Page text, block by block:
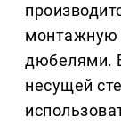
монтажную
дюбелями.
несущей